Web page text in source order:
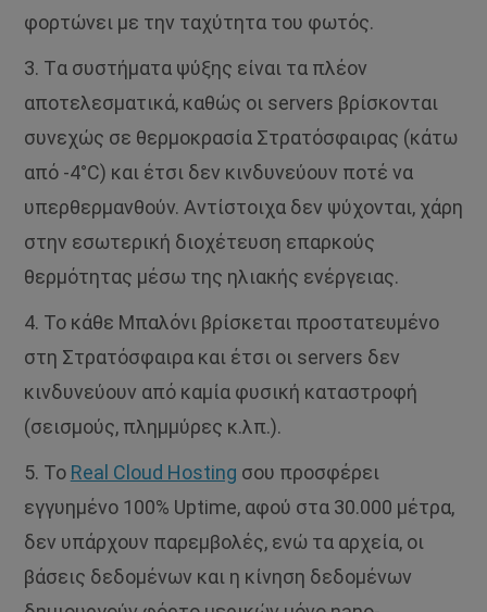
φορτώνει με την ταχύτητα του φωτός.
3. Tα συστήματα ψύξης είναι τα πλέον
αποτελεσματικά, καθώς οι servers βρίσκονται
συνεχώς σε θερμοκρασία Στρατόσφαιρας (κάτω
από -4°C) και έτσι δεν κινδυνεύουν ποτέ να
υπερθερμανθούν. Αντίστοιχα δεν ψύχονται, χάρη
στην εσωτερική διοχέτευση επαρκούς
θερμότητας μέσω της ηλιακής ενέργειας.
4. Το κάθε Μπαλόνι βρίσκεται προστατευμένο
στη Στρατόσφαιρα και έτσι οι servers δεν
κινδυνεύουν από καμία φυσική καταστροφή
(σεισμούς, πλημμύρες κ.λπ.).
5. Το Real Cloud Hosting σου προσφέρει
εγγυημένο 100% Uptime, αφού στα 30.000 μέτρα,
δεν υπάρχουν παρεμβολές, ενώ τα αρχεία, οι
βάσεις δεδομένων και η κίνηση δεδομένων